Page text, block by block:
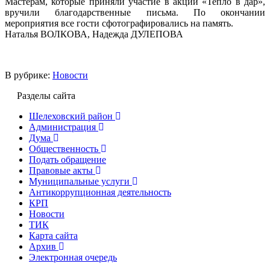
вручили благодарственные письма. По окончании
мероприятия все гости сфотографировались на память.
Наталья ВОЛКОВА, Надежда ДУЛЕПОВА
В рубрике: Новости
Разделы сайта
Шелеховский район
Администрация
Дума
Общественность
Подать обращение
Правовые акты
Муниципальные услуги
Антикоррупционная деятельность
КРП
Новости
ТИК
Карта сайта
Архив
Электронная очередь